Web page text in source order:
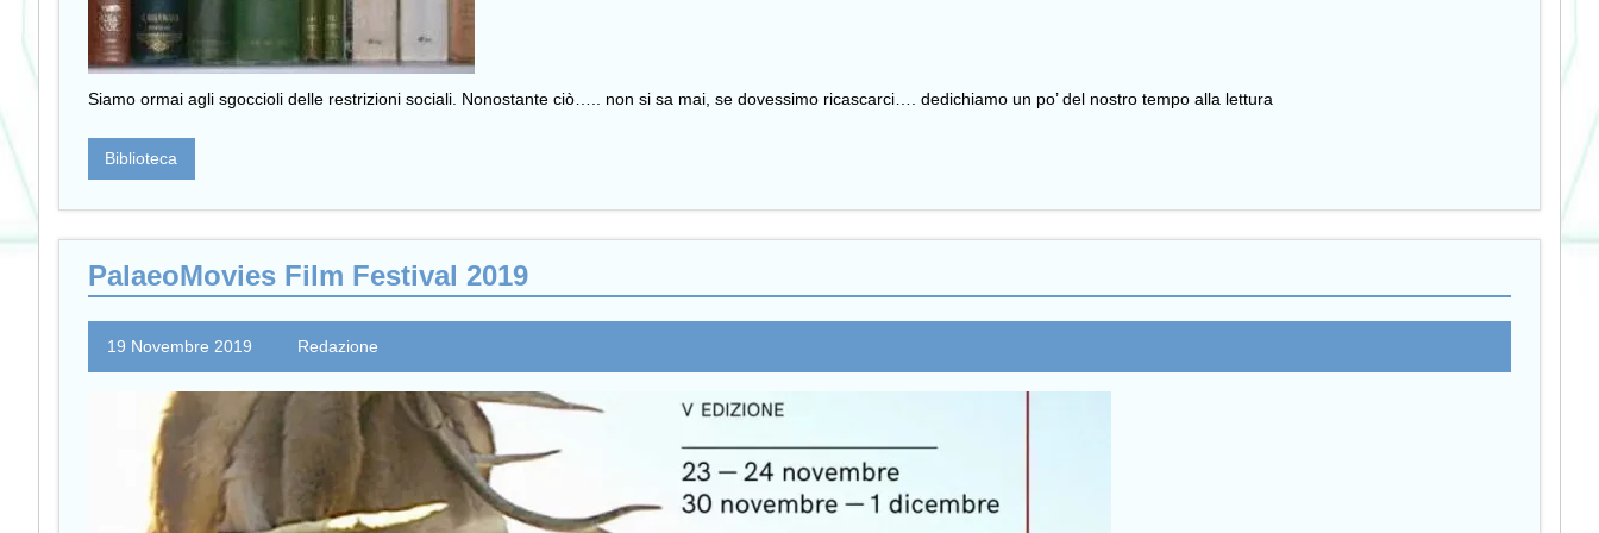
Siamo ormai agli sgoccioli delle restrizioni sociali. Nonostante ciò….. non si sa mai, se dovessimo ricascarci…. dedichiamo un po’ del nostro tempo alla lettura
Biblioteca
PalaeoMovies Film Festival 2019
19 Novembre 2019 Redazione